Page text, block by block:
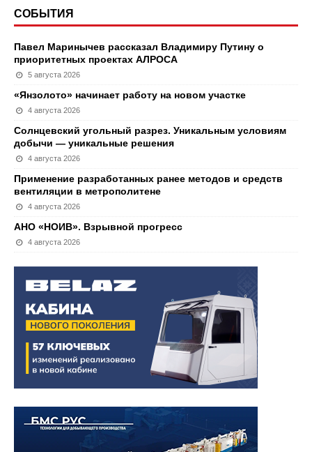
СОБЫТИЯ
Павел Маринычев рассказал Владимиру Путину о
приоритетных проектах АЛРОСА
5 августа 2026
«Янзолото» начинает работу на новом участке
4 августа 2026
Солнцевский угольный разрез. Уникальным условиям
добычи — уникальные решения
4 августа 2026
Применение разработанных ранее методов и средств
вентиляции в метрополитене
4 августа 2026
АНО «НОИВ». Взрывной прогресс
4 августа 2026